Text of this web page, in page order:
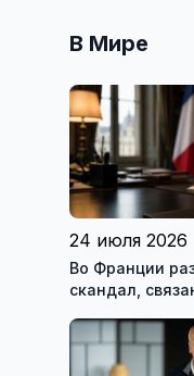
В Мире
24 июля 2026
Во Франции
скандал,